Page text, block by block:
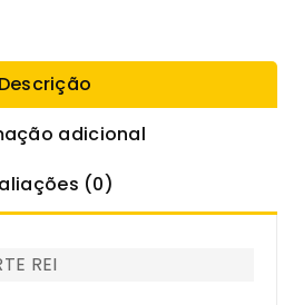
Descrição
adicional
(0)
REI